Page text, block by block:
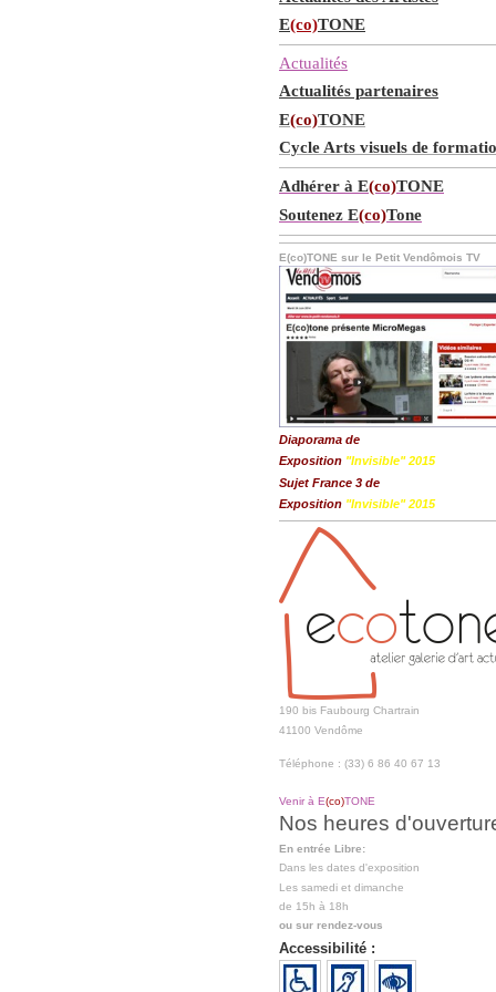
E(co)TONE
Actualités
Actualités partenaires
E(co)TONE
Cycle Arts visuels de
Adhérer à E(co)TONE
Soutenez E(co)Tone
E(co)TONE sur le Petit Vendômois TV
Diaporama de
Exposition "Invisible" 2015
Sujet France 3 de
Exposition "Invisible" 2015
190 bis Faubourg Chartrain
41100 Vendôme
Téléphone : (33) 6 86 40 67 13
Venir à E(co)TONE
Nos heures
En entrée Libre:
Dans les dates d'exposition
Les samedi et dimanche
de 15h à 18h
ou sur rendez-vous
Accessibilité :